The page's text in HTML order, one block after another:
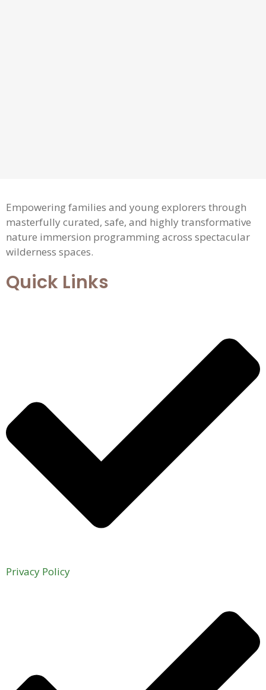
Empowering families and young explorers through
masterfully curated, safe, and highly transformative
nature immersion programming across spectacular
wilderness spaces.
Quick Links
Privacy Policy